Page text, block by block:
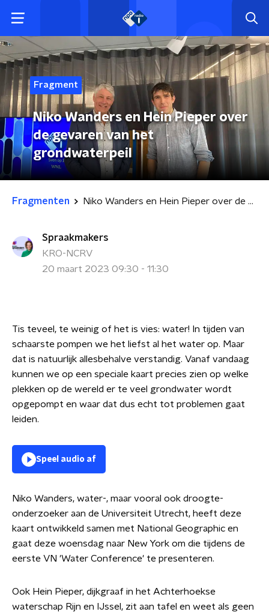
Fragment
Niko Wanders en Hein Pieper over
de gevaren van het
grondwaterpeil
Fragmenten Niko Wanders en Hein Pieper over de gevaren van het grondwaterpeil
Spraakmakers
KRO-NCRV
20 maart 2023 09:30 - 11:30
Tis teveel, te weinig of het is vies: water! In tijden van
schaarste pompen we het liefst al het water op. Maar
dat is natuurlijk allesbehalve verstandig. Vanaf vandaag
kunnen we op een speciale kaart precies zien op welke
plekken op de wereld er te veel grondwater wordt
opgepompt en waar dat dus echt tot problemen gaat
leiden.
Speel audio af
Niko Wanders, water-, maar vooral ook droogte-
onderzoeker aan de Universiteit Utrecht, heeft deze
kaart ontwikkeld samen met National Geographic en
gaat deze woensdag naar New York om die tijdens de
eerste VN 'Water Conference' te presenteren.
Ook Hein Pieper, dijkgraaf in het Achterhoekse
waterschap Rijn en IJssel, zit aan tafel en weet als geen